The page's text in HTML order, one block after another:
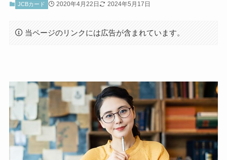
JCBカード 2020年4月22日 2024年5月17日
当ページのリンクには広告が含まれています。